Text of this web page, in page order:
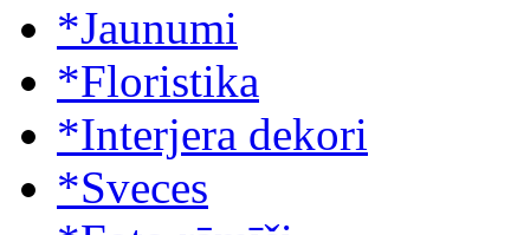
*Jaunumi
*Floristika
*Interjera dekori
*Sveces